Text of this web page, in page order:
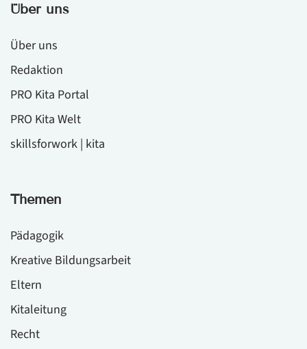
Über uns
Über uns
Redaktion
PRO Kita Portal
PRO Kita Welt
skillsforwork | kita
Themen
Pädagogik
Kreative Bildungsarbeit
Eltern
Kitaleitung
Recht